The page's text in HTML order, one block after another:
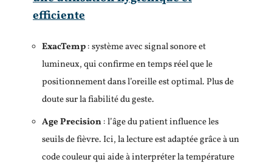
efficiente
ExacTemp: système avec signal sonore et
lumineux, qui confirme en temps réel que le
positionnement dans l’oreille est optimal. Plus de
doute sur la fiabilité du geste.
Age Precision: l’âge du patient influence les
seuils de fièvre. Ici, la lecture est adaptée grâce à un
code couleur qui aide à interpréter la température